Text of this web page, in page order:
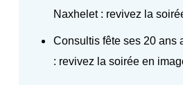
Naxhelet : revivez la
Consultis fête ses 20 ans
: revivez la soirée en